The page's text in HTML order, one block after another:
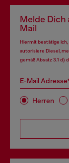
Melde
Mail
Hiermit bestätige ich,
autorisiere Diesel,
gemäß Absatz 3.1 d)
E-Mail
Herren